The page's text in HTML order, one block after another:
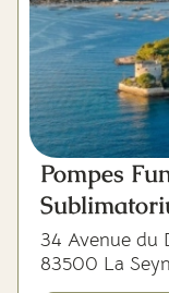
Pompes
34 Avenue du
83500 La